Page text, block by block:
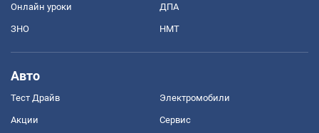
Онлайн уроки ДПА
ЗНО НМТ
Авто
Тест Драйв Электромобили
Акции Сервис